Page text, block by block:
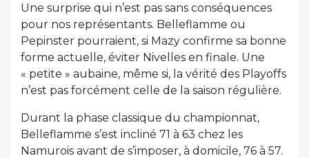
Une surprise qui n’est pas sans conséquences
pour nos représentants. Belleflamme ou
Pepinster pourraient, si Mazy confirme sa bonne
forme actuelle, éviter Nivelles en finale. Une
« petite » aubaine, même si, la vérité des Playoffs
n’est pas forcément celle de la saison régulière.
Durant la phase classique du championnat,
Belleflamme s’est incliné 71 à 63 chez les
Namurois avant de s’imposer, à domicile, 76 à 57.